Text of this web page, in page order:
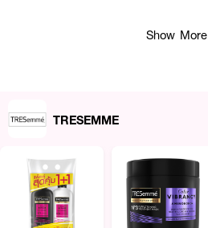
Show More
TRESEMME